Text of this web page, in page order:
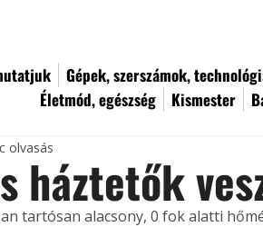
Gépek, szerszámok,
Életmód, egészség
Kismester
háztetők
olvasás
tartósan alacsony, 0 fok alatti